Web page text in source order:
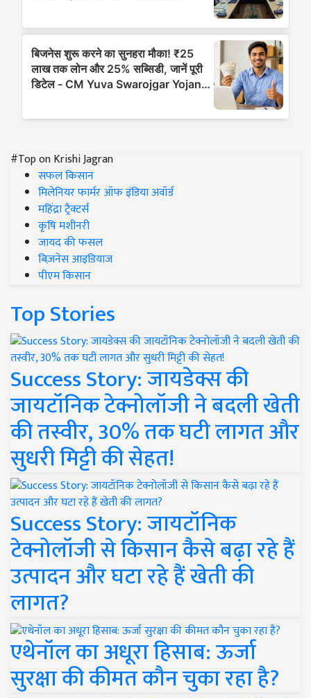
#Top on Krishi Jagran
सफल किसान
मिलेनियर फार्मर ऑफ इंडिया अवॉर्ड
महिंद्रा ट्रैक्टर्स
कृषि मशीनरी
जायद की फसल
बिज़नेस आइडियाज
पीएम किसान
Top Stories
Success Story: जायडेक्स की
जायटॉनिक टेक्नोलॉजी ने बदली खेती
की तस्वीर, 30% तक घटी लागत और
सुधरी मिट्टी की सेहत!
Success Story: जायटॉनिक
टेक्नोलॉजी से किसान कैसे बढ़ा रहे हैं
उत्पादन और घटा रहे हैं खेती की
लागत?
एथेनॉल का अधूरा हिसाब: ऊर्जा
सुरक्षा की कीमत कौन चुका रहा है?